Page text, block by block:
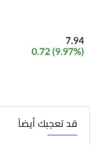
قد تعجبك أيضاً